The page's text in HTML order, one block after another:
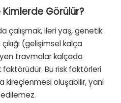
Görülür?
çalışmak, ileri yaş, genetik
(gelişimsel kalça
travmalar kalçada
faktörüdür. Bu risk faktörleri
kireçlenmesi oluşabilir, yani